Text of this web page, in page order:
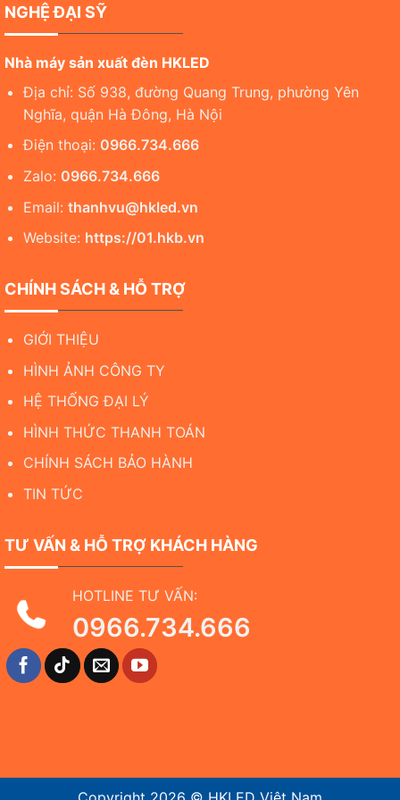
NGHỆ ĐẠI SỸ
Nhà máy sản xuất đèn HKLED
Địa chỉ: Số 938, đường Quang Trung, phường Yên
Nghĩa, quận Hà Đông, Hà Nội
Điện thoại: 0966.734.666
Zalo: 0966.734.666
Email: thanhvu@hkled.vn
Website: https://01.hkb.vn
CHÍNH SÁCH & HỖ TRỢ
GIỚI THIỆU
HÌNH ẢNH CÔNG TY
HỆ THỐNG ĐẠI LÝ
HÌNH THỨC THANH TOÁN
CHÍNH SÁCH BẢO HÀNH
TIN TỨC
TƯ VẤN & HỖ TRỢ KHÁCH HÀNG
HOTLINE TƯ VẤN:
0966.734.666